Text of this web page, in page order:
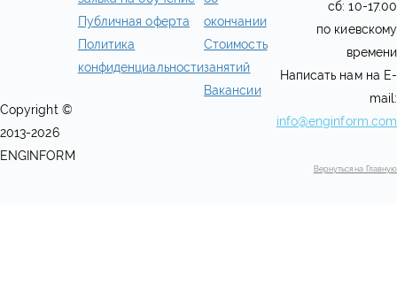
Copyright ©
2013-2026
ENGINFORM
Публичная оферта
Политика
конфиденциальности
окончании
Стоимость
занятий
Вакансии
сб: 10-17.00
по киевскому
времени
Написать нам на E-
mail:
info@enginform.com
Вернуться на Главную